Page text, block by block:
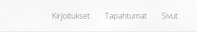
Kirjoitukset Tapahtumat Sivut